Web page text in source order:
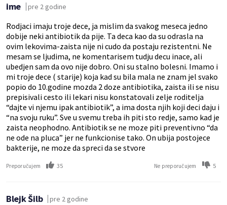
ime pre 2 godine
Rodjaci imaju troje dece, ja mislim da svakog meseca jedno
dobije neki antibiotik da pije. Ta deca kao da su odrasla na
ovim lekovima-zaista nije ni cudo da postaju rezistentni. Ne
mesam se ljudima, ne komentarisem tudju decu inace, ali
ubedjen sam da ovo nije dobro. Oni su stalno bolesni. Imamo i
mi troje dece ( starije) koja kad su bila mala ne znam jel svako
popio do 10.godine mozda 2 doze antibiotika, zaista ili se nisu
prepisivali cesto ili lekari nisu konstatovali zelje roditelja
“dajte vi njemu ipak antibiotik”, a ima dosta njih koji deci daju i
“na svoju ruku”. Sve u svemu treba ih piti sto redje, samo kad je
zaista neophodno. Antibiotik se ne moze piti preventivno “da
ne ode na pluca” jer ne funkcionise tako. On ubija postojece
bakterije, ne moze da spreci da se stvore
Preporučujem 35 Ne preporučujem 5
Blejk Šilb pre 2 godine